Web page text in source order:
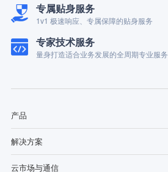
专属贴身服务
1v1 极速响应、专属保障的贴身服务
专家技术服务
量身打造适合业务发展的全周期专业服务
产品
解决方案
云市场与通信